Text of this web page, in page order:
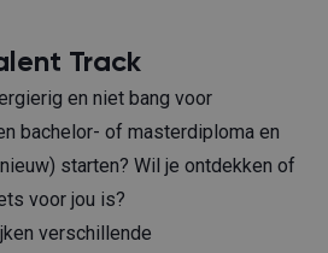
Track
en niet bang voor
bachelor- of masterdiploma en
starten? Wil je ontdekken of
voor jou is?
verschillende